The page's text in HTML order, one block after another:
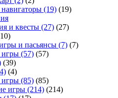
(19) (19)
и квесты (27) (27)
и пасьянсы (7) (7)
игры (57) (57)
(39)
(4)
игры (85) (85)
игры (214) (214)